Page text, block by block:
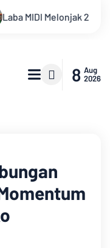
24%, Pendapatan
8 Aug
2026